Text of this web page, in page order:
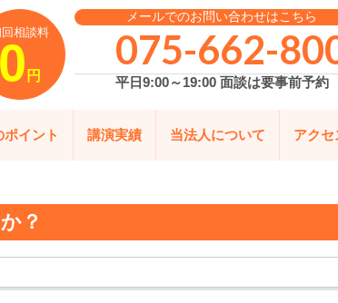
相談料
0 円
メールでのお問い合わせはこちら
075-662-
平日9:00～19:00 面談は要事前予約
ポイント 講演実績 当法人について アクセ
？